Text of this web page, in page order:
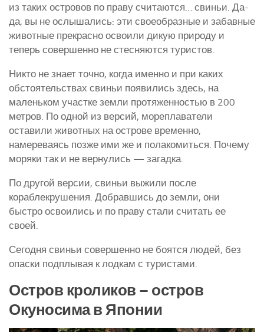
из таких островов по праву считаются… свиньи. Да-
да, вы не ослышались: эти своеобразные и забавные
животные прекрасно освоили дикую природу и
теперь совершенно не стесняются туристов.
Никто не знает точно, когда именно и при каких
обстоятельствах свиньи появились здесь, на
маленьком участке земли протяженностью в 200
метров. По одной из версий, мореплаватели
оставили животных на острове временно,
намереваясь позже ими же и полакомиться. Почему
моряки так и не вернулись — загадка.
По другой версии, свиньи выжили после
кораблекрушения. Добравшись до земли, они
быстро освоились и по праву стали считать ее
своей.
Сегодня свиньи совершенно не боятся людей, без
опаски подплывая к лодкам с туристами.
Остров кроликов – остров
Окуносима в Японии